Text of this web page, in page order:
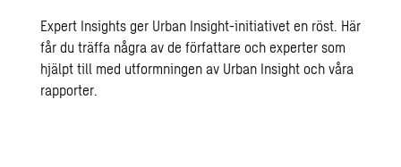
Expert Insights ger Urban Insight-initiativet en röst. Här
får du träffa några av de författare och experter som
hjälpt till med utformningen av Urban Insight och våra
rapporter.